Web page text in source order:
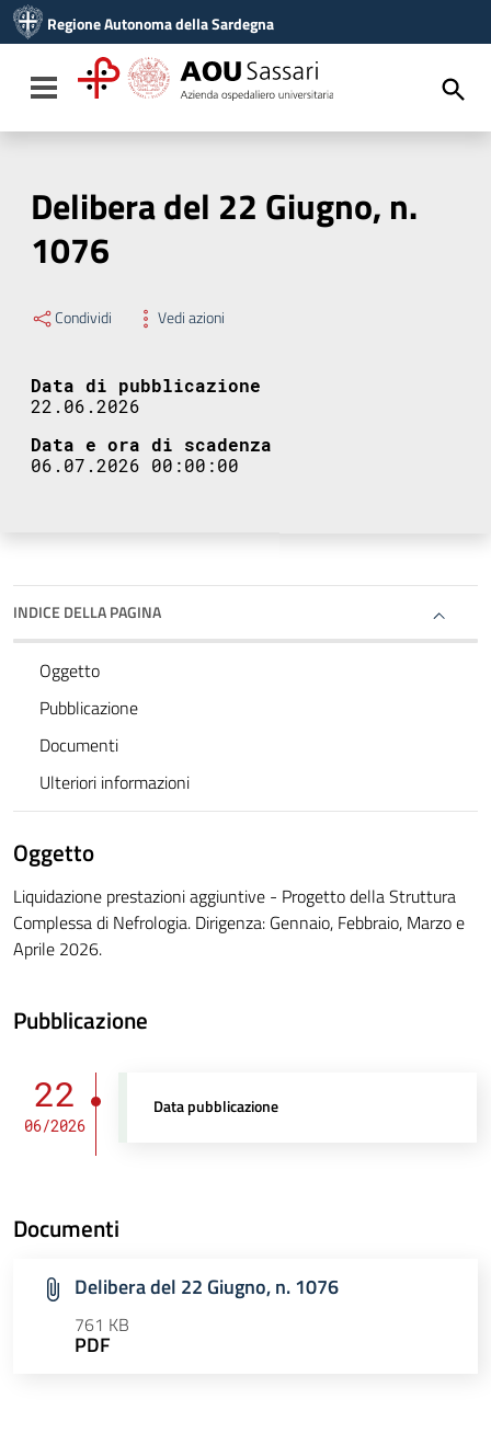
Vai al menu di navigazione
Vai al footer
Regione Autonoma della Sardegna
Toggle navigation
Delibera del 22 Giugno, n.
1076
Condividi Vedi azioni
Data di pubblicazione
22.06.2026
Data e ora di scadenza
06.07.2026 00:00:00
INDICE DELLA PAGINA
Oggetto
Pubblicazione
Documenti
Ulteriori informazioni
Oggetto
Liquidazione prestazioni aggiuntive - Progetto della Struttura
Complessa di Nefrologia. Dirigenza: Gennaio, Febbraio, Marzo e
Aprile 2026.
Pubblicazione
22
06/2026
Data pubblicazione
Documenti
Delibera del 22 Giugno, n. 1076
761 KB
PDF